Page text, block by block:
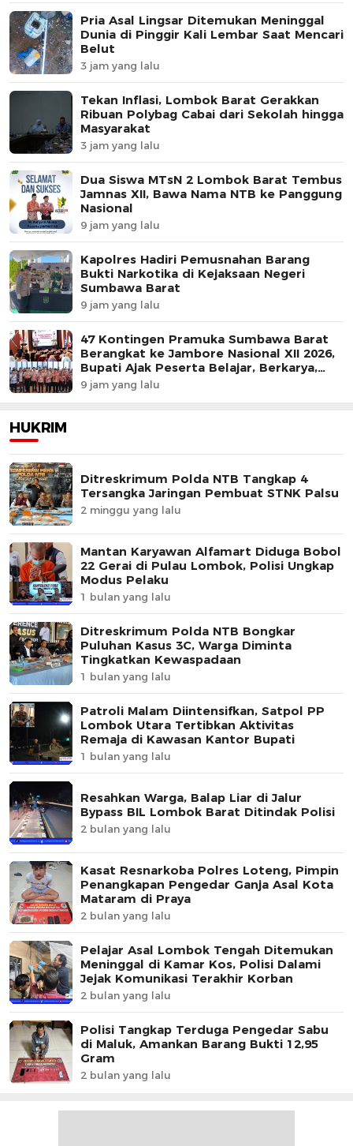
Pria Asal Lingsar Ditemukan Meninggal
Dunia di Pinggir Kali Lembar Saat Mencari
Belut
3 jam yang lalu
Tekan Inflasi, Lombok Barat Gerakkan
Ribuan Polybag Cabai dari Sekolah hingga
Masyarakat
3 jam yang lalu
Dua Siswa MTsN 2 Lombok Barat Tembus
Jamnas XII, Bawa Nama NTB ke Panggung
Nasional
9 jam yang lalu
Kapolres Hadiri Pemusnahan Barang
Bukti Narkotika di Kejaksaan Negeri
Sumbawa Barat
9 jam yang lalu
47 Kontingen Pramuka Sumbawa Barat
Berangkat ke Jambore Nasional XII 2026,
Bupati Ajak Peserta Belajar, Berkarya,
dan Harumkan Nama Daerah
9 jam yang lalu
HUKRIM
Ditreskrimum Polda NTB Tangkap 4
Tersangka Jaringan Pembuat STNK Palsu
2 minggu yang lalu
Mantan Karyawan Alfamart Diduga Bobol
22 Gerai di Pulau Lombok, Polisi Ungkap
Modus Pelaku
1 bulan yang lalu
Ditreskrimum Polda NTB Bongkar
Puluhan Kasus 3C, Warga Diminta
Tingkatkan Kewaspadaan
1 bulan yang lalu
Patroli Malam Diintensifkan, Satpol PP
Lombok Utara Tertibkan Aktivitas
Remaja di Kawasan Kantor Bupati
1 bulan yang lalu
Resahkan Warga, Balap Liar di Jalur
Bypass BIL Lombok Barat Ditindak Polisi
2 bulan yang lalu
Kasat Resnarkoba Polres Loteng, Pimpin
Penangkapan Pengedar Ganja Asal Kota
Mataram di Praya
2 bulan yang lalu
Pelajar Asal Lombok Tengah Ditemukan
Meninggal di Kamar Kos, Polisi Dalami
Jejak Komunikasi Terakhir Korban
2 bulan yang lalu
Polisi Tangkap Terduga Pengedar Sabu
di Maluk, Amankan Barang Bukti 12,95
Gram
2 bulan yang lalu